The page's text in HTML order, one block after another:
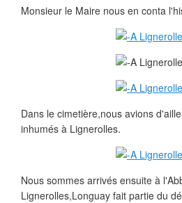
Monsieur le Maire nous en conta
Dans le cimetière,nous avions
inhumés à Lignerolles.
Nous sommes arrivés ensuite à
Lignerolles,Longuay fait partie du